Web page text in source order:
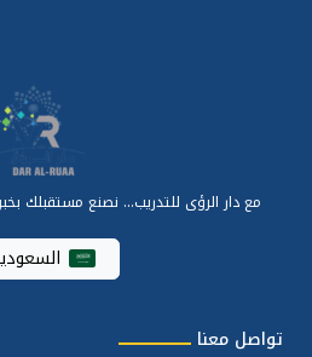
مع دار الرؤى للتدريب... نصنع مستقبلك
تواصل معنا